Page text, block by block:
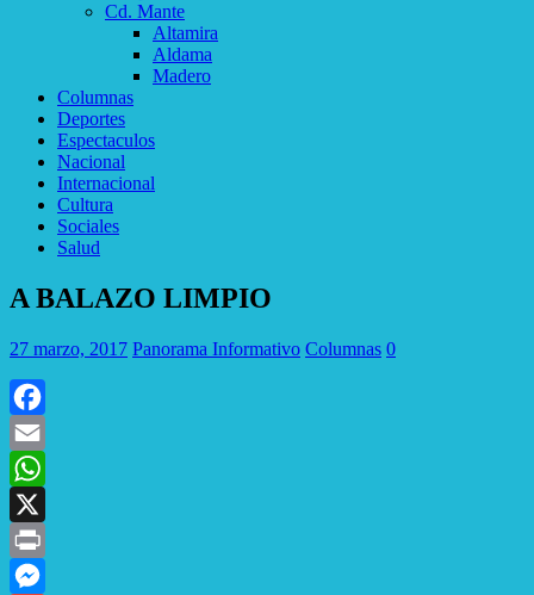
Cd. Mante
Altamira
Aldama
Madero
Columnas
Deportes
Espectaculos
Nacional
Internacional
Cultura
Sociales
Salud
A BALAZO LIMPIO
27 marzo, 2017 Panorama Informativo Columnas 0
Facebook
Email
WhatsApp
X
Print